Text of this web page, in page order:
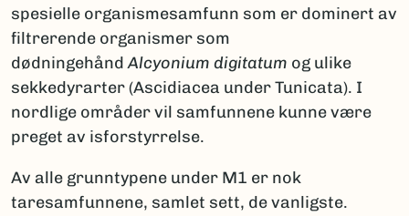
spesielle organismesamfunn som er dominert av
filtrerende organismer som
dødningehåndAlcyonium digitatum og ulike
sekkedyrarter (Ascidiacea under Tunicata). I
nordlige områder vil samfunnene kunne være
preget av isforstyrrelse.
Av alle grunntypene under M1 er nok
taresamfunnene, samlet sett, de vanligste.